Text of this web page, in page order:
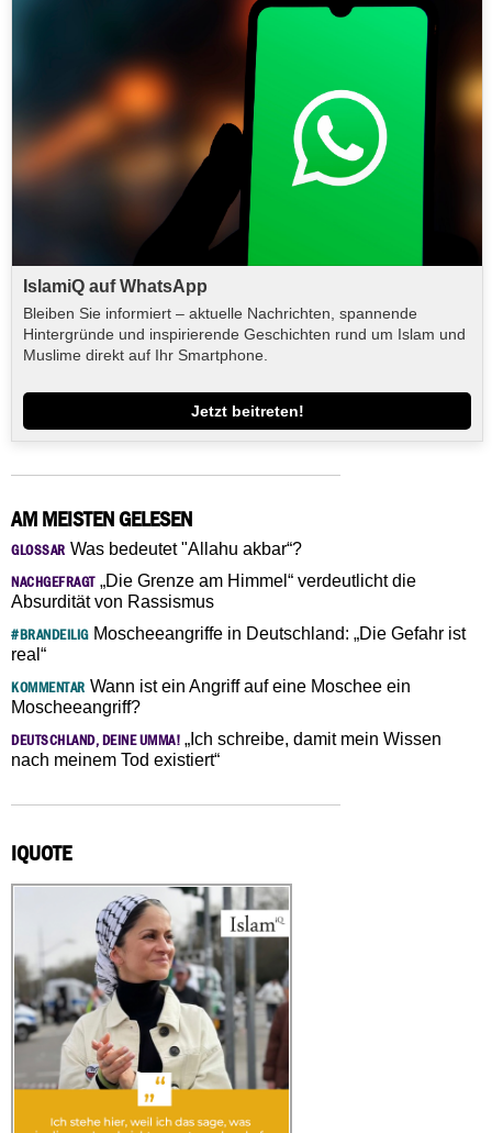
IslamiQ auf WhatsApp
Bleiben Sie informiert – aktuelle Nachrichten, spannende
Hintergründe und inspirierende Geschichten rund um Islam und
Muslime direkt auf Ihr Smartphone.
Jetzt beitreten!
AM MEISTEN GELESEN
GLOSSAR Was bedeutet "Allahu akbar“?
NACHGEFRAGT„Die Grenze am Himmel“ verdeutlicht die
Absurdität von Rassismus
#BRANDEILIGMoscheeangriffe in Deutschland: „Die Gefahr ist
real“
KOMMENTAR Wann ist ein Angriff auf eine Moschee ein
Moscheeangriff?
DEUTSCHLAND, DEINE UMMA! „Ich schreibe, damit mein Wissen
nach meinem Tod existiert“
IQUOTE